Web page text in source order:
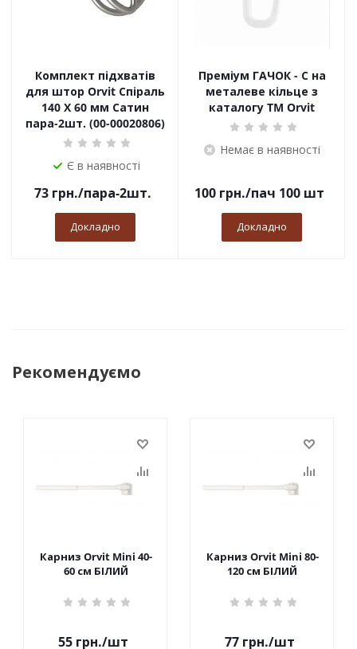
Комплект підхватів
для штор Orvit Спіраль
140 Х 60 мм Сатин
пара-2шт. (00-00020806)
Є в наявності
73грн./пара-2шт.
Докладно
Преміум ГАЧОК - С на
металеве кільце з
каталогу TM Orvit
Немає в наявності
100грн./пач 100 шт
Докладно
Рекомендуємо
Карниз Orvit Mini 40-
60 см БІЛИЙ
55грн./шт
Карниз Orvit Mini 80-
120 см БІЛИЙ
77грн./шт